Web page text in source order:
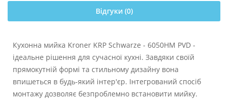
Відгуки (0)
Кухонна мийка Kroner KRP Schwarze - 6050HM PVD -
ідеальне рішення для сучасної кухні. Завдяки своїй
прямокутній формі та стильному дизайну вона
впишеться в будь-який інтер'єр. Інтегрований спосіб
монтажу дозволяє безпроблемно встановити мийку.